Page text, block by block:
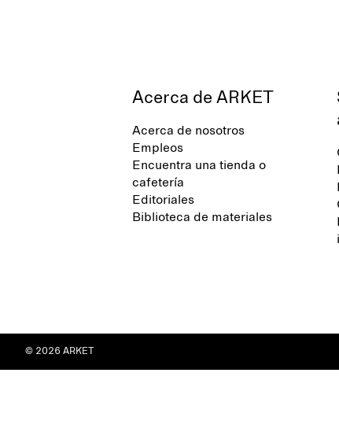
Acerca de ARKET
Acerca de nosotros
Empleos
Encuentra una tienda o
cafetería
Editoriales
Biblioteca de materiales
© 2026 ARKET